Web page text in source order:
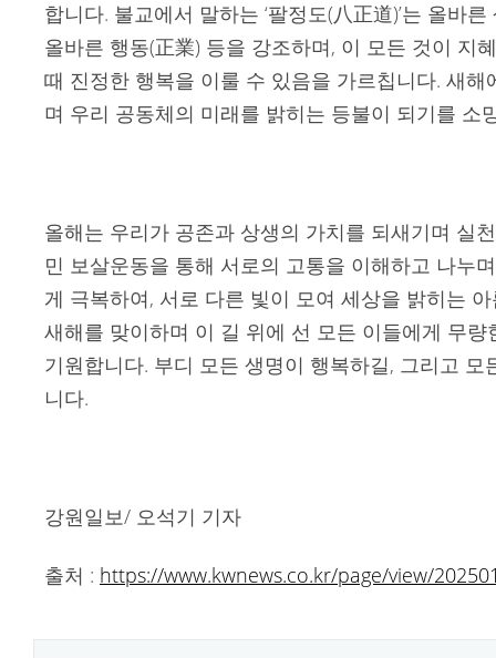
합니다. 불교에서 말하는 ‘팔정도(八正道)’는 올바
올바른 행동(正業) 등을 강조하며, 이 모든 것이 지
때 진정한 행복을 이룰 수 있음을 가르칩니다. 새
며 우리 공동체의 미래를 밝히는 등불이 되기를 소
올해는 우리가 공존과 상생의 가치를 되새기며 실
민 보살운동을 통해 서로의 고통을 이해하고 나누
게 극복하여, 서로 다른 빛이 모여 세상을 밝히는
새해를 맞이하며 이 길 위에 선 모든 이들에게 무
기원합니다. 부디 모든 생명이 행복하길, 그리고
니다.
강원일 보/ 오석기 기자
출처 : https://www.kwnews.co.kr/page/view/